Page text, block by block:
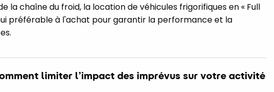
la chaîne du froid, la location de véhicules frigorifiques en « Full
préférable à l'achat pour garantir la performance et la
limiter l’impact des imprévus sur votre activité